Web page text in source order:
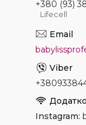
+380 (93)
Lifecell
Instagram